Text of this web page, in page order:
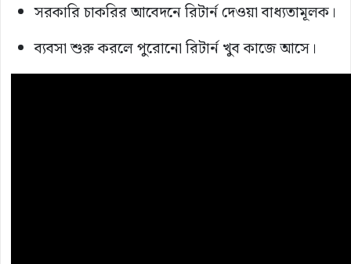
সরকারি চাকরির আবেদনে রিটার্ন দেওয়া বাধ্যতামূলক।
ব্যবসা শুরু করলে পুরোনো রিটার্ন খুব কাজে আসে।